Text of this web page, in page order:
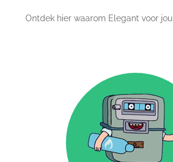
Ontdek hier waarom Elegant voor jou